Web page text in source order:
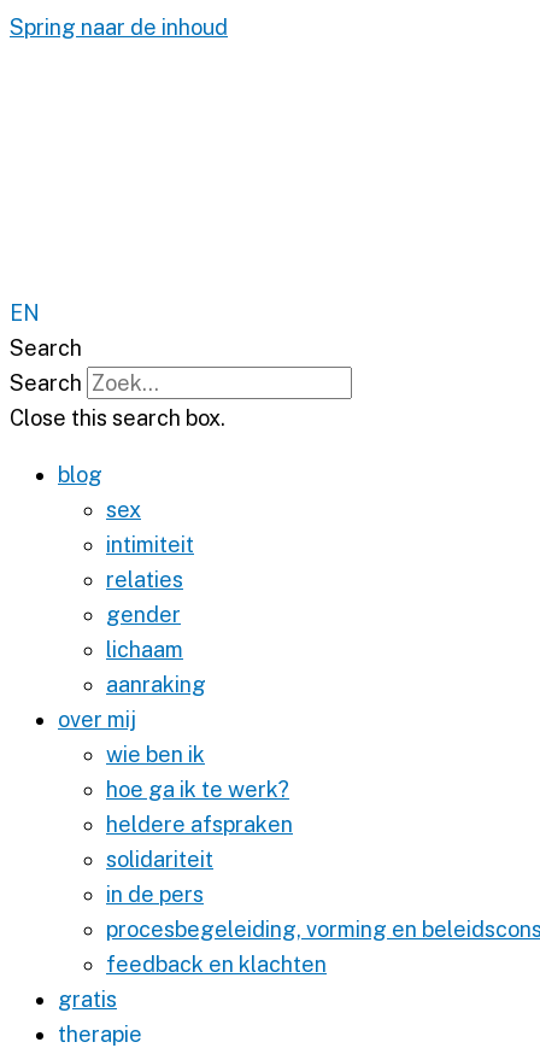
Spring naar de inhoud
EN
Search
Search
Close this search box.
blog
sex
intimiteit
relaties
gender
lichaam
aanraking
over mij
wie ben ik
hoe ga ik te werk?
heldere afspraken
solidariteit
in de pers
procesbegeleiding, vorming en
feedback en klachten
gratis
therapie